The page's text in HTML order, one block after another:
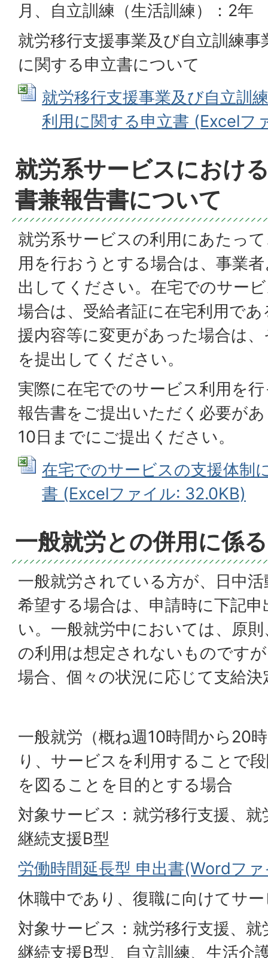
月、自立訓練（生活訓練）：2年
就労移行支援事業及び自立訓練
に関する申立書について
就労移行支援事業及び自立訓
利用に関する申立書 (Excelフ
就労系サービスにおけ
書兼報告書について
就労系サービスの利用にあたっ
用を行おうとする場合は、事業
出してください。在宅でのサー
場合は、受給者証に在宅利用で
援内容等に変更があった場合は
を提出してください。
実際に在宅でのサービス利用を
報告書をご提出いただく必要が
10日までにご提出ください。
在宅でのサービスの支援体制
書 (Excelファイル: 32.0KB)
一般就労との併用に係
一般就労されている方が、日中
希望する場合は、申請時に下記
い。一般就労中においては、原
の利用は想定されないものです
場合、個々の状況に応じて支給
一般就労（概ね週10時間から20
り、サービスを利用することで
を図ることを目的とする場合
対象サービス：就労移行支援、
継続支援B型
労働時間延長型 申出書(Wordフ
休職中であり、復職に向けてサ
対象サービス：就労移行支援、
継続支援B型、自立訓練、生活介